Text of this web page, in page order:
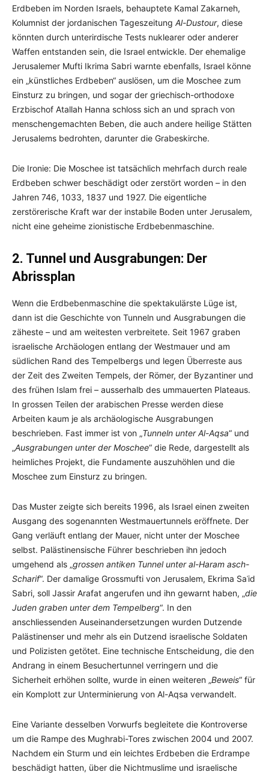
Erdbeben im Norden Israels, behauptete Kamal Zakarneh,
Kolumnist der jordanischen Tageszeitung Al-Dustour, diese
könnten durch unterirdische Tests nuklearer oder anderer
Waffen entstanden sein, die Israel entwickle. Der ehemalige
Jerusalemer Mufti Ikrima Sabri warnte ebenfalls, Israel könne
ein „künstliches Erdbeben“ auslösen, um die Moschee zum
Einsturz zu bringen, und sogar der griechisch-orthodoxe
Erzbischof Atallah Hanna schloss sich an und sprach von
menschengemachten Beben, die auch andere heilige Stätten
Jerusalems bedrohten, darunter die Grabeskirche.
Die Ironie: Die Moschee ist tatsächlich mehrfach durch reale
Erdbeben schwer beschädigt oder zerstört worden – in den
Jahren 746, 1033, 1837 und 1927. Die eigentliche
zerstörerische Kraft war der instabile Boden unter Jerusalem,
nicht eine geheime zionistische Erdbebenmaschine.
2. Tunnel und Ausgrabungen: Der
Abrissplan
Wenn die Erdbebenmaschine die spektakulärste Lüge ist,
dann ist die Geschichte von Tunneln und Ausgrabungen die
zäheste – und am weitesten verbreitete. Seit 1967 graben
israelische Archäologen entlang der Westmauer und am
südlichen Rand des Tempelbergs und legen Überreste aus
der Zeit des Zweiten Tempels, der Römer, der Byzantiner und
des frühen Islam frei – ausserhalb des ummauerten Plateaus.
In grossen Teilen der arabischen Presse werden diese
Arbeiten kaum je als archäologische Ausgrabungen
beschrieben. Fast immer ist von „Tunneln unter Al-Aqsa“ und
„Ausgrabungen unter der Moschee“ die Rede, dargestellt als
heimliches Projekt, die Fundamente auszuhöhlen und die
Moschee zum Einsturz zu bringen.
Das Muster zeigte sich bereits 1996, als Israel einen zweiten
Ausgang des sogenannten Westmauertunnels eröffnete. Der
Gang verläuft entlang der Mauer, nicht unter der Moschee
selbst. Palästinensische Führer beschrieben ihn jedoch
umgehend als „grossen antiken Tunnel unter al-Haram asch-
Scharif“. Der damalige Grossmufti von Jerusalem, Ekrima Saʿid
Sabri, soll Jassir Arafat angerufen und ihn gewarnt haben, „die
Juden graben unter dem Tempelberg“. In den
anschliessenden Auseinandersetzungen wurden Dutzende
Palästinenser und mehr als ein Dutzend israelische Soldaten
und Polizisten getötet. Eine technische Entscheidung, die den
Andrang in einem Besuchertunnel verringern und die
Sicherheit erhöhen sollte, wurde in einen weiteren „Beweis“ für
ein Komplott zur Unterminierung von Al-Aqsa verwandelt.
Eine Variante desselben Vorwurfs begleitete die Kontroverse
um die Rampe des Mughrabi-Tores zwischen 2004 und 2007.
Nachdem ein Sturm und ein leichtes Erdbeben die Erdrampe
beschädigt hatten, über die Nichtmuslime und israelische